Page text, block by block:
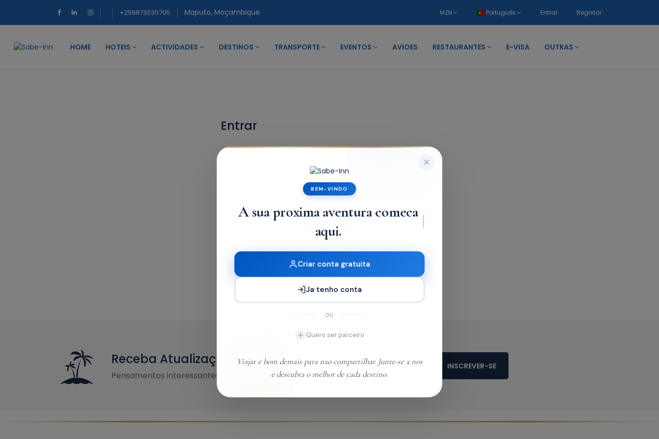
+258873030705 Maputo, Moçambique MZN Português Entrar Registar
HOME HOTEIS ACTIVIDADES DESTINOS TRANSPORTE EVENTOS AVIOES RESTAURANTES E-VISA OUTRAS
Entrar
Lembrar-me Forgot Password?
Entrar
Do not have an account?Registar
Receba Atualizações
Pensamentos interessantes no seu email
INSCREVER-SE
BEM-VINDO
A sua proxima aventura comeca
aqui.
Criar conta gratuita
Ja tenho conta
OU
Quero ser parceiro
Viajar e bom demais para nao compartilhar. Junte-se a nos
e descubra o melhor de cada destino.